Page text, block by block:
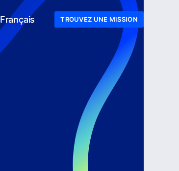
Français TROUVEZ UNE MISSION